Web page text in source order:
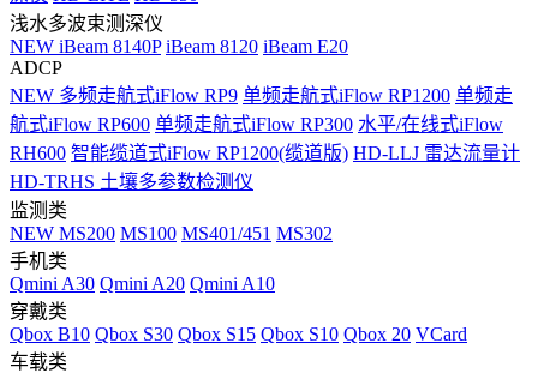
浅水多波束测深仪
NEW iBeam 8140P iBeam 8120 iBeam E20
ADCP
NEW 多频走航式iFlow RP9 单频走航式iFlow RP1200 单频走
航式iFlow RP600 单频走航式iFlow RP300 水平/在线式iFlow
RH600 智能缆道式iFlow RP1200(缆道版) HD-LLJ 雷达流量计
HD-TRHS 土壤多参数检测仪
监测类
NEW MS200 MS100 MS401/451 MS302
手机类
Qmini A30 Qmini A20 Qmini A10
穿戴类
Qbox B10 Qbox S30 Qbox S15 Qbox S10 Qbox 20 VCard
车载类